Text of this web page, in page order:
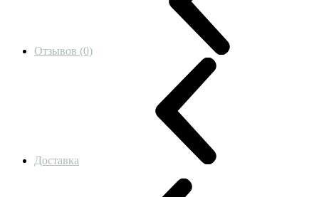
Отзывов (0)
Доставка